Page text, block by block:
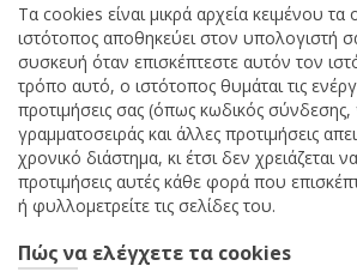
Τα cookies είναι μικρά αρχεία κειμένου τα
ιστότοπος αποθηκεύει στον υπολογιστή
συσκευή όταν επισκέπτεστε αυτόν τον
τρόπο αυτό, ο ιστότοπος θυμάται τις
προτιμήσεις σας (όπως κωδικός
γραμματοσειράς και άλλες προτιμήσεις
χρονικό διάστημα, κι έτσι δεν χρειάζεται
προτιμήσεις αυτές κάθε φορά που
ή φυλλομετρείτε τις σελίδες του.
Πώς να ελέγχετε τα cookies